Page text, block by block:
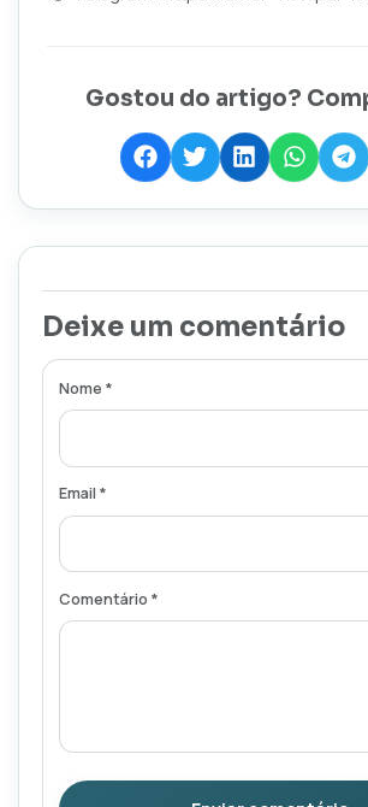
Gostou do artigo?
Deixe um comentário
Nome *
Email *
Comentário *